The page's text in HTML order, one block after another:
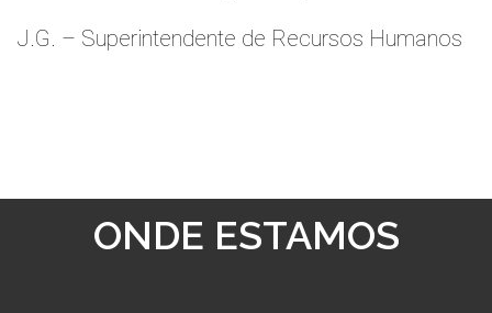
J.G. – Superintendente de Recursos Humanos
ONDE ESTAMOS